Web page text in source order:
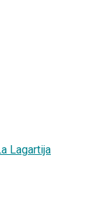
Lagartija